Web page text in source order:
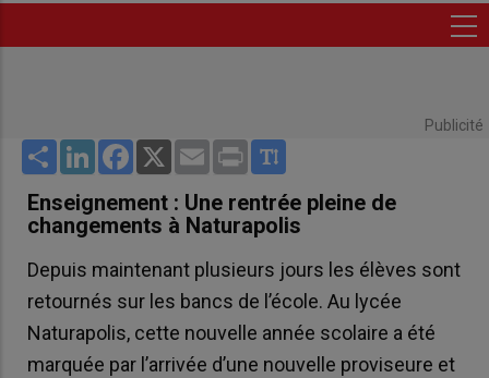
Publicité
Share LinkedInFacebook
X Email Print
Enseignement : Une rentrée pleine de
changements à Naturapolis
Depuis maintenant plusieurs jours les élèves sont
retournés sur les bancs de l’école. Au lycée
Naturapolis, cette nouvelle année scolaire a été
marquée par l’arrivée d’une nouvelle proviseure et